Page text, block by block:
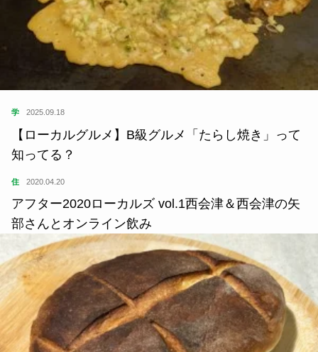
学 2025.09.18
【ローカルグルメ】B級グルメ「たらし焼き」って
知ってる？
住 2020.04.20
アフター2020ローカルズ vol.1西会津＆西会津の矢
部さんとオンライン飲み